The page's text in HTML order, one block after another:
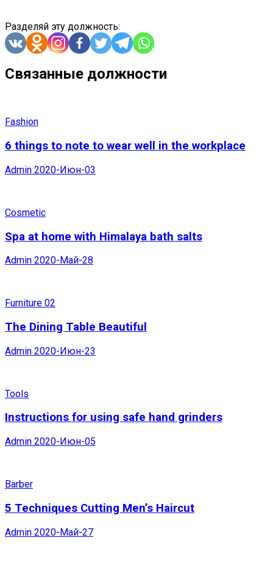
Разделяй эту должность:
Связанные должности
Fashion
6 things to note to wear well in the workplace
Admin 2020-Июн-03
Cosmetic
Spa at home with Himalaya bath salts
Admin 2020-Май-28
Furniture 02
The Dining Table Beautiful
Admin 2020-Июн-23
Tools
Instructions for using safe hand grinders
Admin 2020-Июн-05
Barber
5 Techniques Cutting Men’s Haircut
Admin 2020-Май-27